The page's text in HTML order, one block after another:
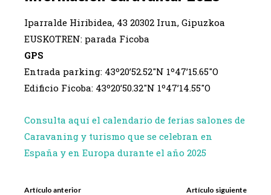
Iparralde Hiribidea, 43 20302 Irun, Gipuzkoa
EUSKOTREN: parada Ficoba
GPS
Entrada parking: 43º20’52.52″N 1º47’15.65″O
Edificio Ficoba: 43º20’50.32″N 1º47’14.55″O
Consulta aquí el calendario de ferias salones de
Caravaning y turismo que se celebran en
España y en Europa durante el año 2025
Artículo anterior Artículo siguiente